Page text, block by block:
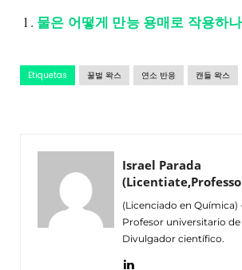
물은 어떻게 만능 용매로 작용하
Etiquetas 꿀벌 왁스 연소 반응 캔들 왁스
Israel Parada
(Licenciado en Química)
Profesor universitario
Divulgador científico.